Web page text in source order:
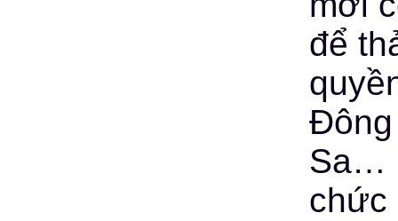
để
Đông
Sa…
chức